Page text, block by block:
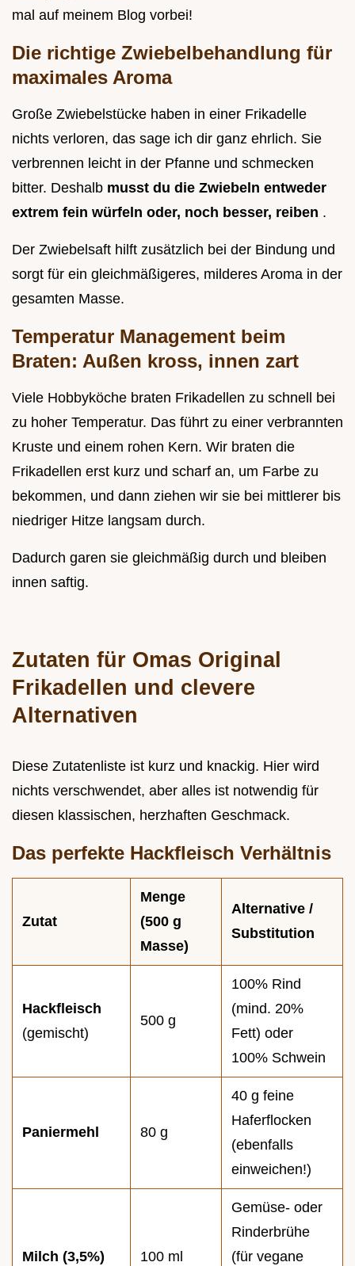
mal auf meinem Blog vorbei!
Die richtige Zwiebelbehandlung für
maximales Aroma
Große Zwiebelstücke haben in einer Frikadelle
nichts verloren, das sage ich dir ganz ehrlich. Sie
verbrennen leicht in der Pfanne und schmecken
bitter. Deshalb musst du die Zwiebeln entweder
extrem fein würfeln oder, noch besser, reiben .
Der Zwiebelsaft hilft zusätzlich bei der Bindung und
sorgt für ein gleichmäßigeres, milderes Aroma in der
gesamten Masse.
Temperatur Management beim
Braten: Außen kross, innen zart
Viele Hobbyköche braten Frikadellen zu schnell bei
zu hoher Temperatur. Das führt zu einer verbrannten
Kruste und einem rohen Kern. Wir braten die
Frikadellen erst kurz und scharf an, um Farbe zu
bekommen, und dann ziehen wir sie bei mittlerer bis
niedriger Hitze langsam durch.
Dadurch garen sie gleichmäßig durch und bleiben
innen saftig.
Zutaten für Omas Original
Frikadellen und clevere
Alternativen
Diese Zutatenliste ist kurz und knackig. Hier wird
nichts verschwendet, aber alles ist notwendig für
diesen klassischen, herzhaften Geschmack.
Das perfekte Hackfleisch Verhältnis
Zutat
Menge
(500 g
Masse)
Alternative /
Substitution
Hackfleisch
(gemischt)
500 g
100% Rind
(mind. 20%
Fett) oder
100% Schwein
Paniermehl 80 g
40 g feine
Haferflocken
(ebenfalls
einweichen!)
Milch (3,5%) 100 ml
Gemüse- oder
Rinderbrühe
(für vegane